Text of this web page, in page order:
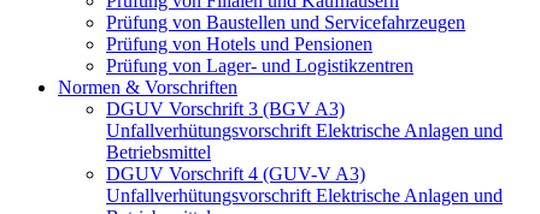
Prüfung von Baustellen und Servicefahrzeugen
Prüfung von Hotels und Pensionen
Prüfung von Lager- und Logistikzentren
Normen & Vorschriften
DGUV Vorschrift 3 (BGV A3)
Unfallverhütungsvorschrift Elektrische Anlagen und
Betriebsmittel
DGUV Vorschrift 4 (GUV-V A3)
Unfallverhütungsvorschrift Elektrische Anlagen und